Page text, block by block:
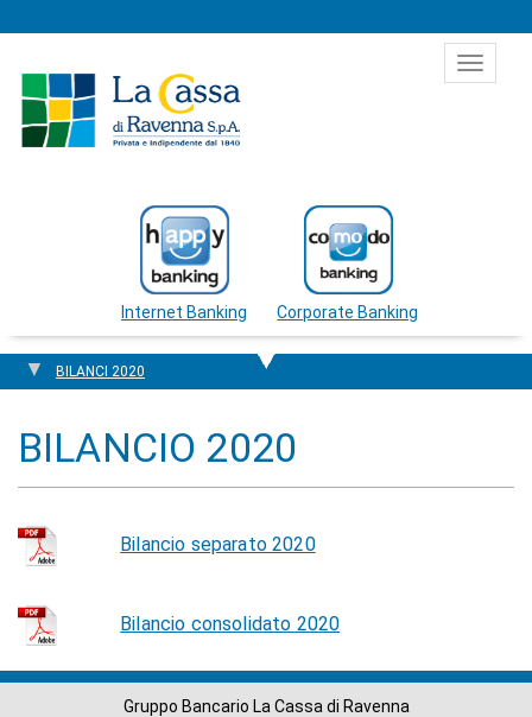
Toggle
Internet Banking Corporate Banking
BILANCI 2020
BILANCIO 2020
Bilancio separato 2020
Bilancio consolidato 2020
Gruppo Bancario La Cassa di Ravenna